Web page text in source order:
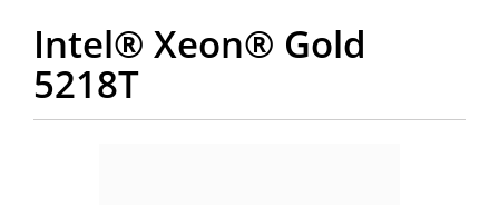
Intel® Xeon® Gold
5218T